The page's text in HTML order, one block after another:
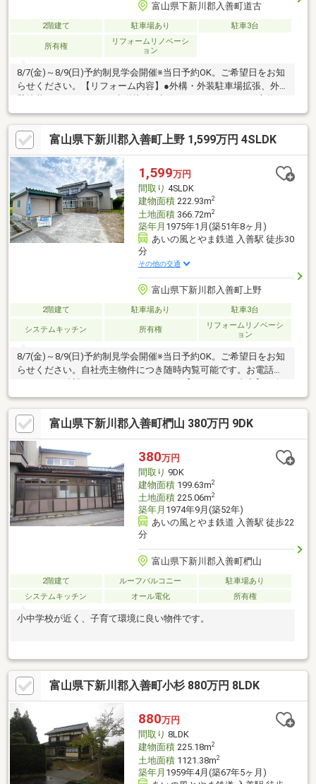
富山県下新川郡入善町道古
2階建て 駐車場あり 駐車3台
所有権
リフォームリノベーシ
ョン
8/7(金)～8/9(日)予約制見学会開催※当日予約OK。ご希望日をお知
らせください。【リフォーム内容】●外構・外装駐車場拡張、外
ユニットバス交換、トイレ交換、洗面化粧台交換●内装間取変
更、玄関扉交換、室内ドア（一部）交換、床材上張り、シューズ
ボックス交換、クロス張替え【おすすめポイント】・本物件は条
件により住宅ローン減税が適用されます。・雨漏り、構造上主要
な部分の欠陥や・腐食、給排水管の故障や漏水についてお引渡し
より２年間保証・シロアリ防除工事施工後5年間保証・お客様に合
わせたローンの組み方
富山県下新川郡入善町上野 1,599万円 4SLDK
1,599万円
間取り 4SLDK
建物面積222.93m2
土地面積366.72m2
築年月 1975年1月(築51年8ヶ月)
あいの風とやま鉄道 入善駅 徒歩30
分
その他の交通
富山県下新川郡入善町上野
2階建て 駐車場あり 駐車3台
システムキッチン 所有権
リフォームリノベーシ
ョン
8/7(金)～8/9(日)予約制見学会開催※当日予約OK。ご希望日をお知
らせください。自社売主物件につき随時内覧可能です。お電話か
震補強工事予定駐車場拡張、下水道接続、水回り設備交換、玄関
扉交換、室内ドア交換、床材上張り、クロス張替え【おすすめポ
イント】・耐震適合証明書を取得すれば（要別途費用）、条件に
より住宅ローン減税や不動産取得税減税の対象になります。【周
辺施設】・上青小学校まで約650ｍ（徒歩約9分）・入善西中学校
まで約350ｍ（徒歩5分）・大阪屋ショップ入善店様まで約110
富山県下新川郡入善町椚山 380万円 9DK
380万円
間取り 9DK
建物面積199.63m2
土地面積225.06m2
築年月 1974年9月(築52年)
あいの風とやま鉄道 入善駅 徒歩22
分
富山県下新川郡入善町椚山
2階建て ルーフバルコニー
駐車場あり
システムキッチン
オール電化 所有権
小中学校が近く、子育て環境に良い物件です。
富山県下新川郡入善町小杉 880万円 8LDK
880万円
間取り 8LDK
建物面積225.18m2
土地面積1121.38m2
築年月 1959年4月(築67年5ヶ月)